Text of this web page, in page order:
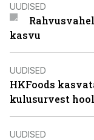
UUDISED
kasvu
UUDISED
HKFoods
kulusurvest
UUDISED